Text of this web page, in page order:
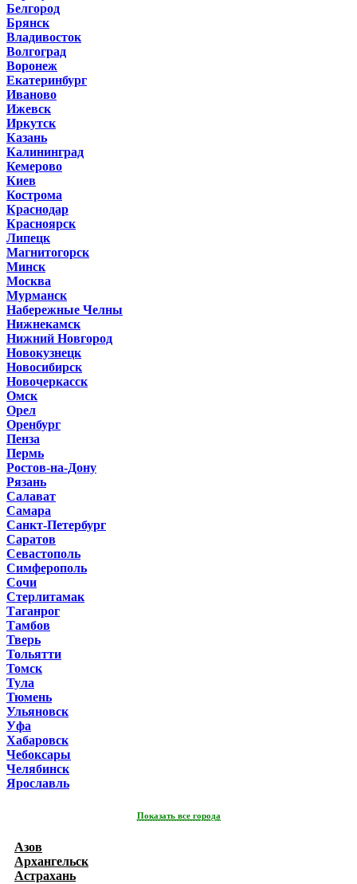
Белгород
Брянск
Владивосток
Волгоград
Воронеж
Екатеринбург
Иваново
Ижевск
Иркутск
Казань
Калининград
Кемерово
Киев
Кострома
Краснодар
Красноярск
Липецк
Магнитогорск
Минск
Москва
Мурманск
Набережные Челны
Нижнекамск
Нижний Новгород
Новокузнецк
Новосибирск
Новочеркасск
Омск
Орел
Оренбург
Пенза
Пермь
Ростов-на-Дону
Рязань
Салават
Самара
Санкт-Петербург
Саратов
Севастополь
Симферополь
Сочи
Стерлитамак
Таганрог
Тамбов
Тверь
Тольятти
Томск
Тула
Тюмень
Ульяновск
Уфа
Хабаровск
Чебоксары
Челябинск
Ярославль
Показать все города
Азов
Архангельск
Астрахань